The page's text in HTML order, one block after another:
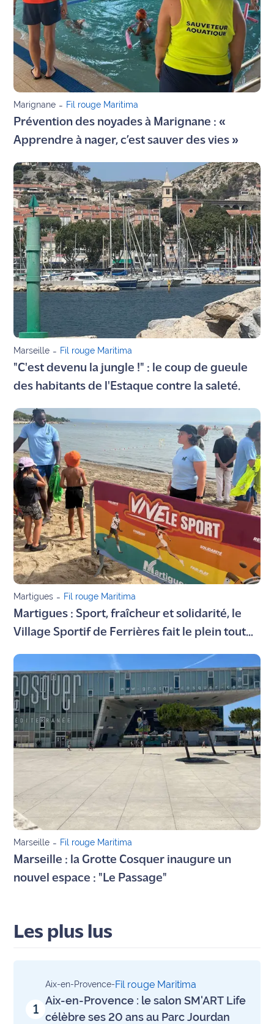
Agenda
Faits
divers
Sports
Société
Économie
Éducation
Emploi
Environnement
Info
route
Justice
Loisirs
Politique
Santé
Social
Transport
National
International
Défense
Municipales
2026
Partenaires
L'invité(e)
de la
rédaction
Maritima
Fil
rouge
Maritima
L'anecdote
de Jeff
club
Maritima
Marignane - Fil rouge Maritima
Prévention des noyades à Marignane : «
Apprendre à nager, c’est sauver des vies »
Marseille - Fil rouge Maritima
"C'est devenu la jungle !" : le coup de gueule
des habitants de l'Estaque contre la saleté.
Martigues - Fil rouge Maritima
Martigues : Sport, fraîcheur et solidarité, le
Village Sportif de Ferrières fait le plein tout
l’été
Marseille - Fil rouge Maritima
Marseille : la Grotte Cosquer inaugure un
nouvel espace : "Le Passage"
Les plus lus
1
Aix-en-Provence-Fil rouge Maritima
Aix-en-Provence : le salon SM'ART Life
célèbre ses 20 ans au Parc Jourdan